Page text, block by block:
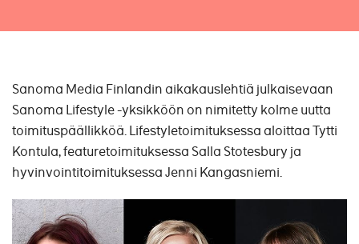
Sanoma Media Finlandin aikakauslehtiä julkaisevaan
Sanoma Lifestyle -yksikköön on nimitetty kolme uutta
toimituspäällikköä. Lifestyletoimituksessa aloittaa Tytti
Kontula, featuretoimituksessa Salla Stotesbury ja
hyvinvointitoimituksessa Jenni Kangasniemi.